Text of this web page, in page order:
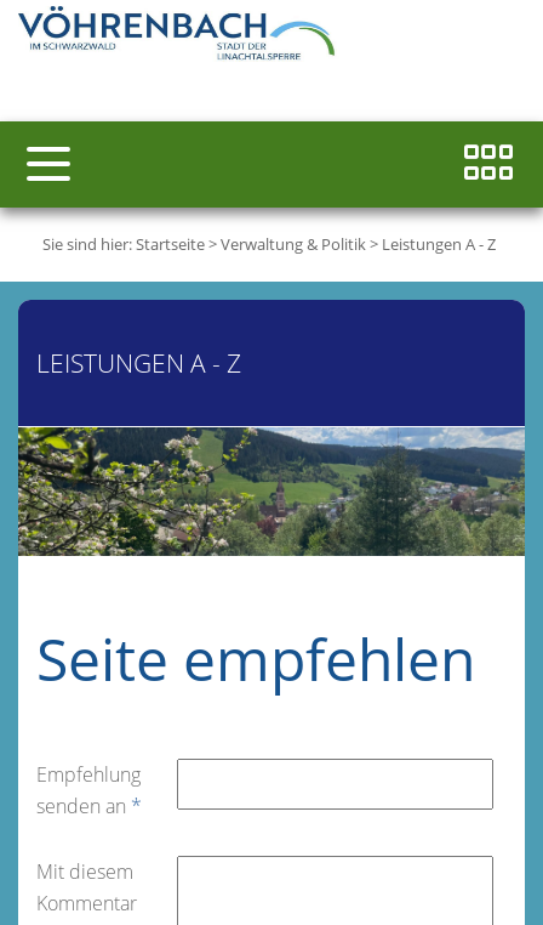
Sie sind hier:Startseite>Verwaltung & Politik> Leistungen A - Z
LEISTUNGEN A - Z
Seite empfehlen
Empfehlung
senden an *
Mit diesem
Kommentar